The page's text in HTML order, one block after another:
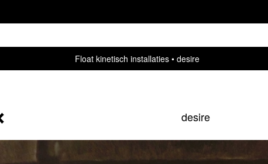
Float kinetisch installaties desire
desire